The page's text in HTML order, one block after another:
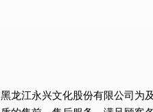
黑龙江永兴文化股份有限公司为